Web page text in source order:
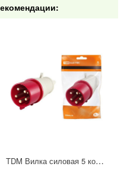
TDM Вилка силовая 5 контактов 16А 380В IP44